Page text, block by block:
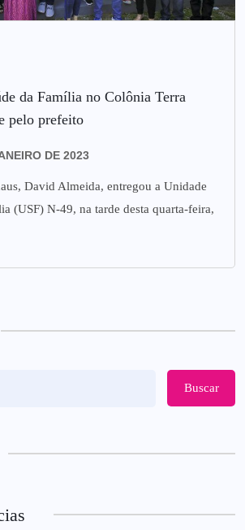
da Família no Colônia Terra
pelo prefeito
DE 2023
David Almeida, entregou a Unidade
(USF) N-49, na tarde desta quarta-feira,
Buscar